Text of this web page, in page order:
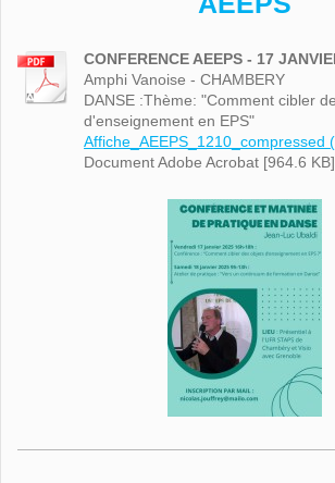
CONFERENCE AEEPS - 17
Amphi Vanoise - CHAMBERY
DANSE :Thème: "Comment cibler
d'enseignement en EPS"
Affiche_AEEPS_1210_compressed
Document Adobe Acrobat [964.6 KB]